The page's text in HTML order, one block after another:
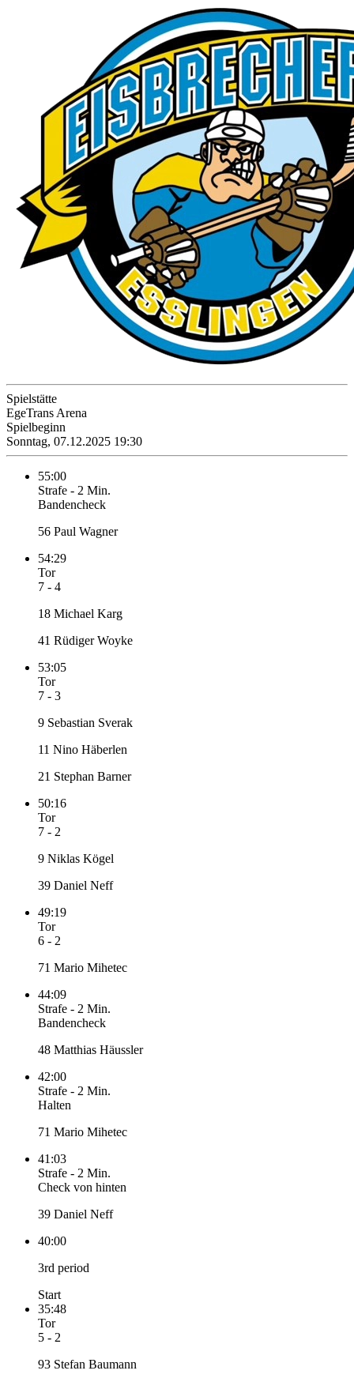
Spielstätte
EgeTrans Arena
Spielbeginn
Sonntag, 07.12.2025 19:30
55:00
Strafe - 2 Min.
Bandencheck
56 Paul Wagner
54:29
Tor
7 - 4
18 Michael Karg
41 Rüdiger Woyke
53:05
Tor
7 - 3
9 Sebastian Sverak
11 Nino Häberlen
21 Stephan Barner
50:16
Tor
7 - 2
9 Niklas Kögel
39 Daniel Neff
49:19
Tor
6 - 2
71 Mario Mihetec
44:09
Strafe - 2 Min.
Bandencheck
48 Matthias Häussler
42:00
Strafe - 2 Min.
Halten
71 Mario Mihetec
41:03
Strafe - 2 Min.
Check von hinten
39 Daniel Neff
40:00
3rd period
Start
35:48
Tor
5 - 2
93 Stefan Baumann